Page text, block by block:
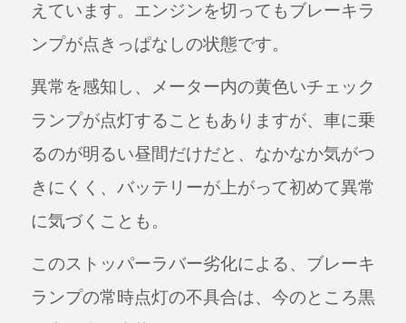
えています。エンジンを切ってもブレーキラ
ンプが点きっぱなしの状態です。
異常を感知し、メーター内の黄色いチェック
ランプが点灯することもありますが、車に乗
るのが明るい昼間だけだと、なかなか気がつ
きにくく、バッテリーが上がって初めて異常
に気づくことも。
このストッパーラバー劣化による、ブレーキ
ランプの常時点灯の不具合は、今のところ黒